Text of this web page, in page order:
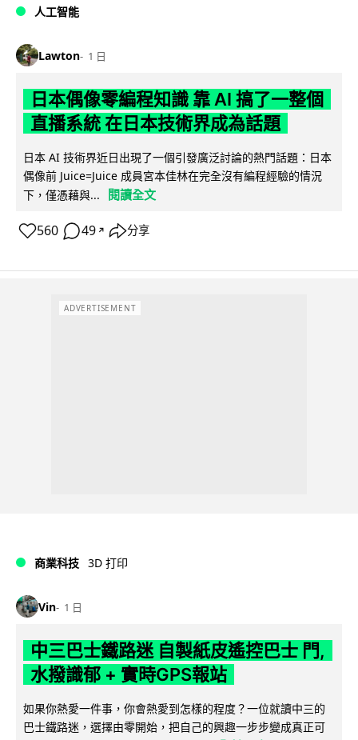
人工智能
Lawton 1 日
日本偶像零編程知識 靠 AI 搞了一整個
直播系統 在日本技術界成為話題
日本 AI 技術界近日出現了一個引發廣泛討論的熱門話題：日本
偶像前 Juice=Juice 成員宮本佳林在完全沒有編程經驗的情況
下，僅憑藉與...
閱讀全文
560 49 ↗ 分享
ADVERTISEMENT
商業科技 3D 打印
Vin 1 日
中三巴士鐵路迷 自製紙皮遙控巴士 門,
水撥識郁 + 實時GPS報站
如果你熱愛一件事，你會熱愛到怎樣的程度？一位就讀中三的
巴士鐵路迷，選擇由零開始，把自己的興趣一步步變成真正可